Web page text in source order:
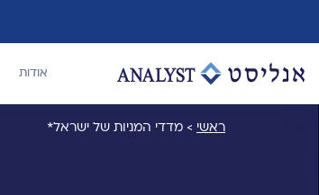
אודות
ראשי > מדדי המניות של ישראל*